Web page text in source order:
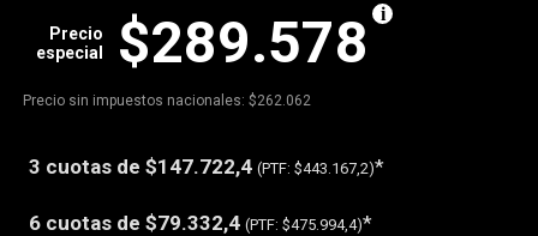
$289.578
Precio
especial
Precio sin impuestos nacionales: $262.062
3 cuotas de $147.722,4 (PTF: $443.167,2)*
6 cuotas de $79.332,4 (PTF: $475.994,4)*